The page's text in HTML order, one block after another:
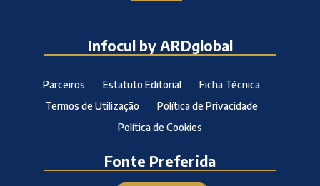
Infocul by ARDglobal
Parceiros Estatuto Editorial
Ficha Técnica
Termos de Utilização
Política de Privacidade
Política de Cookies
Fonte Preferida